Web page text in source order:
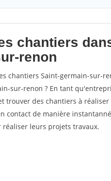
chantiers
renon
chantiers Saint-germain-sur-
sur-renon ? En tant
trouver des chantiers à
contact de manière
leurs projets travaux.